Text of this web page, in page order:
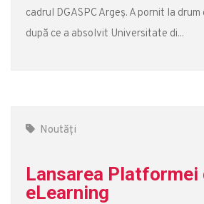
cadrul DGASPC Argeș. A pornit la
după ce a absolvit Universitate di...
Noutăți
Lansarea Platformei
eLearning